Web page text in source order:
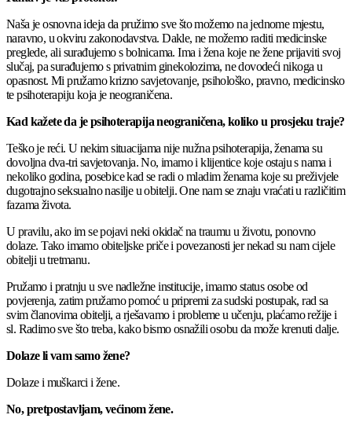
Naša je osnovna ideja da pružimo sve što možemo na jednome mjestu,
naravno, u okviru zakonodavstva. Dakle, ne možemo raditi medicinske
preglede, ali surađujemo s bolnicama. Ima i žena koje ne žene prijaviti svoj
slučaj, pa surađujemo s privatnim ginekolozima, ne dovodeći nikoga u
opasnost. Mi pružamo krizno savjetovanje, psihološko, pravno, medicinsko
te psihoterapiju koja je neograničena.
Kad kažete da je psihoterapija neograničena, koliko u prosjeku traje?
Teško je reći. U nekim situacijama nije nužna psihoterapija, ženama su
dovoljna dva-tri savjetovanja. No, imamo i klijentice koje ostaju s nama i
nekoliko godina, posebice kad se radi o mladim ženama koje su preživjele
dugotrajno seksualno nasilje u obitelji. One nam se znaju vraćati u različitim
fazama života.
U pravilu, ako im se pojavi neki okidač na traumu u životu, ponovno
dolaze. Tako imamo obiteljske priče i povezanosti jer nekad su nam cijele
obitelji u tretmanu.
Pružamo i pratnju u sve nadležne institucije, imamo status osobe od
povjerenja, zatim pružamo pomoć u pripremi za sudski postupak, rad sa
svim članovima obitelji, a rješavamo i probleme u učenju, plaćamo režije i
sl. Radimo sve što treba, kako bismo osnažili osobu da može krenuti dalje.
Dolaze li vam samo žene?
Dolaze i muškarci i žene.
No, pretpostavljam, većinom žene.